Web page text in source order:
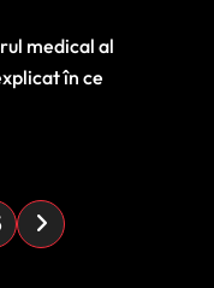
medical al
în ce